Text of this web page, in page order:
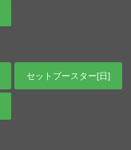
セットブースター[日]